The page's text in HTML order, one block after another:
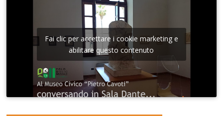
Fai clic per accettare i cookie marketing e
abilitare questo contenuto